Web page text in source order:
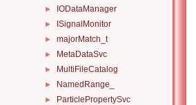
► IODataManager
► ISignalMonitor
► majorMatch_t
► MetaDataSvc
► MultiFileCatalog
► NamedRange_
► ParticlePropertySvc